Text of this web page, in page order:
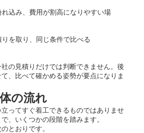
込み、費用が割高になりやすい場
を取り、同じ条件で比べる
の見積りだけでは判断できません。後
、比べて確かめる姿勢が要点になりま
の流れ
ってすぐ着工できるものではありませ
、いくつかの段階を踏みます。
とおりです。